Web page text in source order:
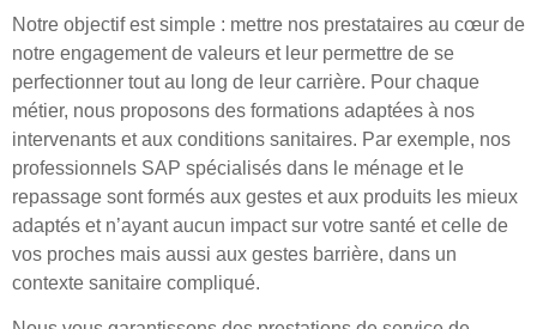
Notre objectif est simple : mettre nos prestataires au cœur de
notre engagement de valeurs et leur permettre de se
perfectionner tout au long de leur carrière. Pour chaque
métier, nous proposons des formations adaptées à nos
intervenants et aux conditions sanitaires. Par exemple, nos
professionnels SAP spécialisés dans le ménage et le
repassage sont formés aux gestes et aux produits les mieux
adaptés et n’ayant aucun impact sur votre santé et celle de
vos proches mais aussi aux gestes barrière, dans un
contexte sanitaire compliqué.